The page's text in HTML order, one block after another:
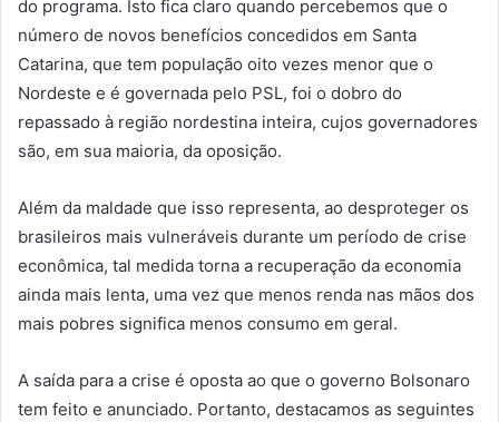
do programa. Isto fica claro quando percebemos que o
número de novos benefícios concedidos em Santa
Catarina, que tem população oito vezes menor que o
Nordeste e é governada pelo PSL, foi o dobro do
repassado à região nordestina inteira, cujos governadores
são, em sua maioria, da oposição.
Além da maldade que isso representa, ao desproteger os
brasileiros mais vulneráveis durante um período de crise
econômica, tal medida torna a recuperação da economia
ainda mais lenta, uma vez que menos renda nas mãos dos
mais pobres significa menos consumo em geral.
A saída para a crise é oposta ao que o governo Bolsonaro
tem feito e anunciado. Portanto, destacamos as seguintes